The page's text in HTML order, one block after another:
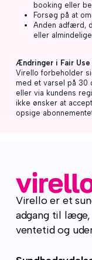
booking eller
Forsøg på at
Anden adfærd,
eller
Ændringer i Fair
Virello forbeholder
med et varsel på 30
eller via kundens
ikke ønsker at
opsige
Virello er et
adgang til
ventetid og